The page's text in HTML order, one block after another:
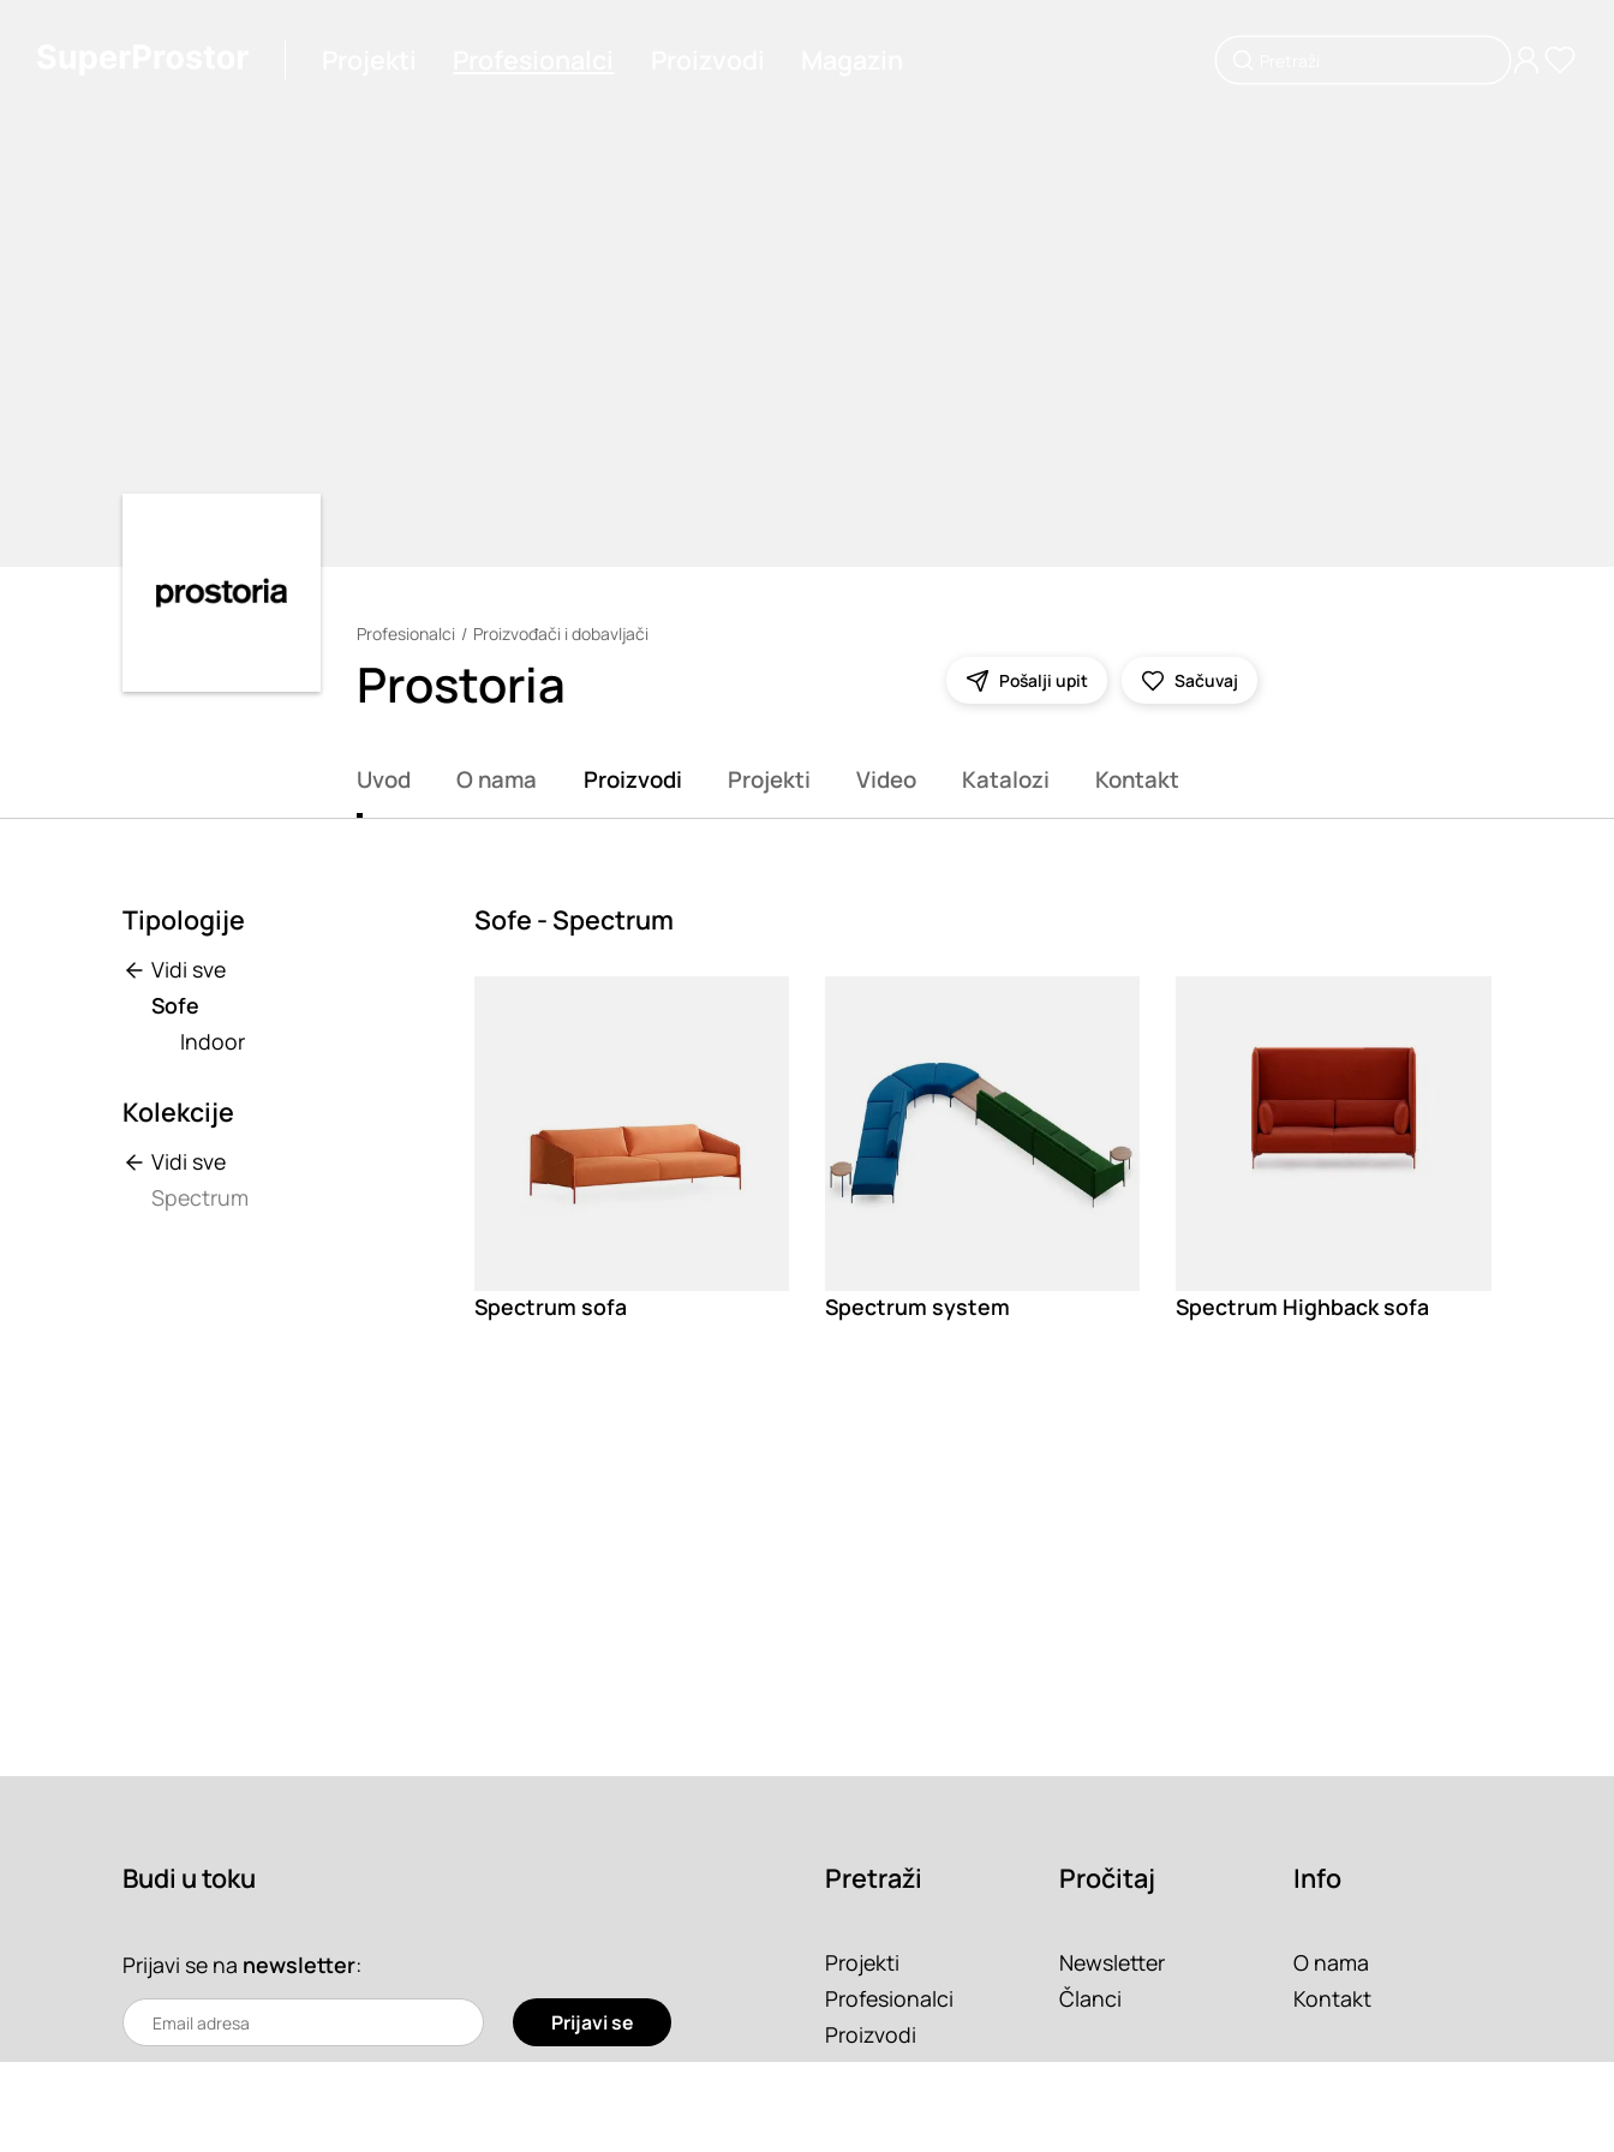
Profesionalci Proizvođači i dobavljači
Prostoria Pošalji upit Sačuvaj
Uvod O nama Proizvodi Projekti Video Katalozi Kontakt
Tipologije
Vidi sve
Sofe
Indoor
Kolekcije
Vidi sve
Spectrum
Sofe - Spectrum
Spectrum sofa Spectrum system Spectrum Highback sofa
Budi u toku
Prijavi se na newsletter:
Prijavi se
Pretraži
Projekti
Profesionalci
Proizvodi
Pročitaj
Newsletter
Članci
Info
O nama
Kontakt